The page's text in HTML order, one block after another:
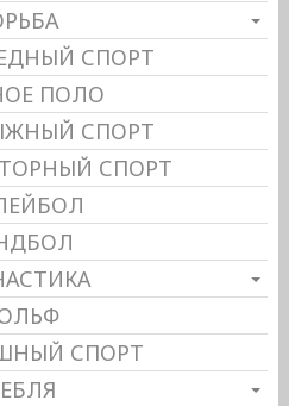
СПОРТ
ПОЛО
СПОРТ
СПОРТ
СПОРТ